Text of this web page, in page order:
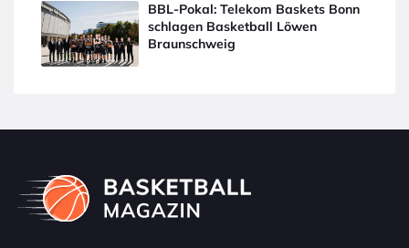
BBL-Pokal: Telekom Baskets Bonn
schlagen Basketball Löwen
Braunschweig